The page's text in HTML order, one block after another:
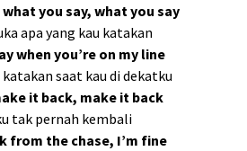
what you say, what you say
apa yang kau katakan
when you’re on my line
katakan saat kau di dekatku
it back, make it back
tak pernah kembali
from the chase, I’m fine